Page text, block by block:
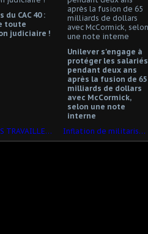
du CAC 40 :
toute
judiciaire !
Unilever s'engage à
protéger les salariés
pendant deux ans
après la fusion de 65
milliards de dollars
avec McCormick,
selon une note
interne
ENCORE UNE FOIS LA CHAMBRE PATRONALE SE MOQUE DES TRAVAILLEURS !!
Inflation de militarisme